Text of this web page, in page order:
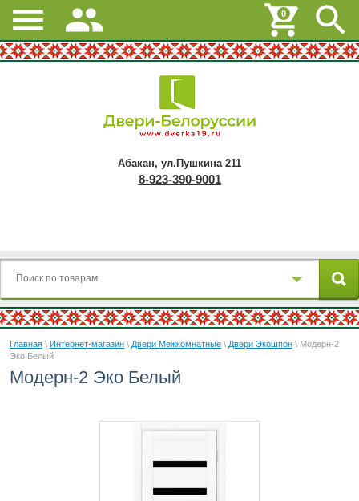
Абакан, ул.Пушкина 211
8-923-390-9001
Главная \ Интернет-магазин \ Двери Межкомнатные \ Двери Экошпон \ Модерн-2
Эко Белый
Модерн-2 Эко Белый
0